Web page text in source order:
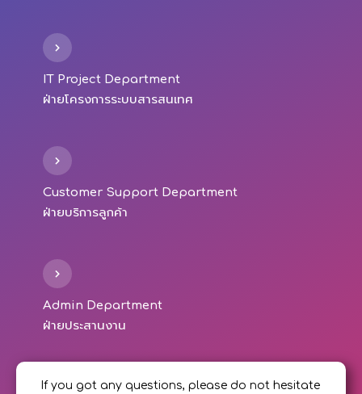
IT Project Department
ฝ่ายโครงการระบบสารสนเทศ
Customer Support Department
ฝ่ายบริการลูกค้า
Admin Department
ฝ่ายประสานงาน
If you got any questions, please do not hesitate